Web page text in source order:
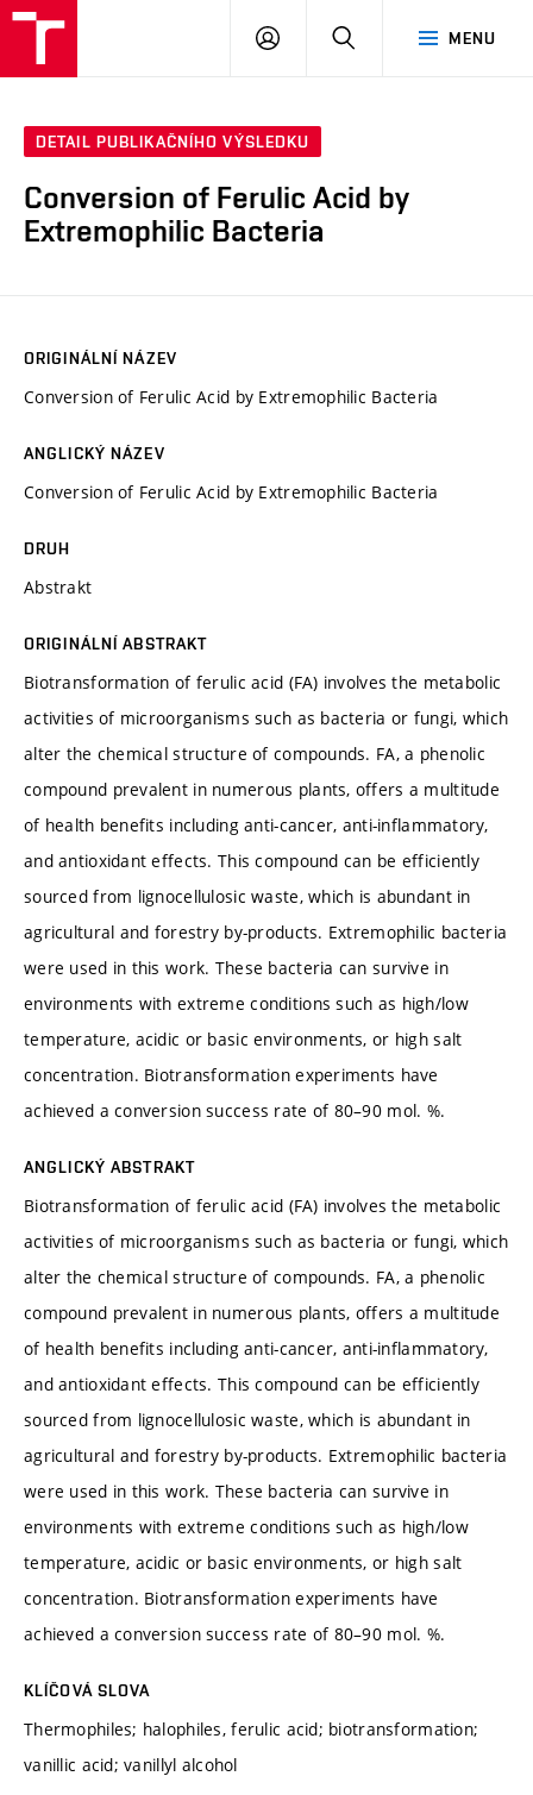
MENU
PŘIHLÁSIT
DETAIL PUBLIKAČNÍHO VÝSLEDKU
Conversion of Ferulic Acid by
Extremophilic Bacteria
ORIGINÁLNÍ NÁZEV
Conversion of Ferulic Acid by Extremophilic Bacteria
ANGLICKÝ NÁZEV
Conversion of Ferulic Acid by Extremophilic Bacteria
DRUH
Abstrakt
ORIGINÁLNÍ ABSTRAKT
Biotransformation of ferulic acid (FA) involves the metabolic
activities of microorganisms such as bacteria or fungi, which
alter the chemical structure of compounds. FA, a phenolic
compound prevalent in numerous plants, offers a multitude
of health benefits including anti-cancer, anti-inflammatory,
and antioxidant effects. This compound can be efficiently
sourced from lignocellulosic waste, which is abundant in
agricultural and forestry by-products. Extremophilic bacteria
were used in this work. These bacteria can survive in
environments with extreme conditions such as high/low
temperature, acidic or basic environments, or high salt
concentration. Biotransformation experiments have
achieved a conversion success rate of 80–90 mol. %.
ANGLICKÝ ABSTRAKT
Biotransformation of ferulic acid (FA) involves the metabolic
activities of microorganisms such as bacteria or fungi, which
alter the chemical structure of compounds. FA, a phenolic
compound prevalent in numerous plants, offers a multitude
of health benefits including anti-cancer, anti-inflammatory,
and antioxidant effects. This compound can be efficiently
sourced from lignocellulosic waste, which is abundant in
agricultural and forestry by-products. Extremophilic bacteria
were used in this work. These bacteria can survive in
environments with extreme conditions such as high/low
temperature, acidic or basic environments, or high salt
concentration. Biotransformation experiments have
achieved a conversion success rate of 80–90 mol. %.
KLÍČOVÁ SLOVA
Thermophiles; halophiles, ferulic acid; biotransformation;
vanillic acid; vanillyl alcohol